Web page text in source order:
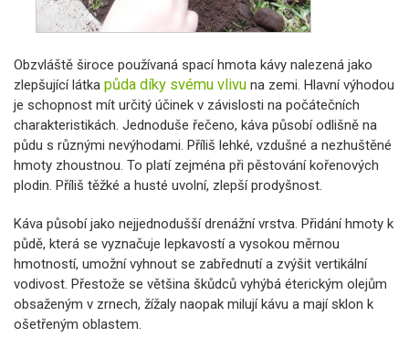
Obzvláště široce používaná spací hmota kávy nalezená jako
zlepšující látka půda díky svému vlivu na zemi. Hlavní výhodou
je schopnost mít určitý účinek v závislosti na počátečních
charakteristikách. Jednoduše řečeno, káva působí odlišně na
půdu s různými nevýhodami. Příliš lehké, vzdušné a nezhuštěné
hmoty zhoustnou. To platí zejména při pěstování kořenových
plodin. Příliš těžké a husté uvolní, zlepší prodyšnost.
Káva působí jako nejjednodušší drenážní vrstva. Přidání hmoty k
půdě, která se vyznačuje lepkavostí a vysokou měrnou
hmotností, umožní vyhnout se zabřednutí a zvýšit vertikální
vodivost. Přestože se většina škůdců vyhýbá éterickým olejům
obsaženým v zrnech, žížaly naopak milují kávu a mají sklon k
ošetřeným oblastem.